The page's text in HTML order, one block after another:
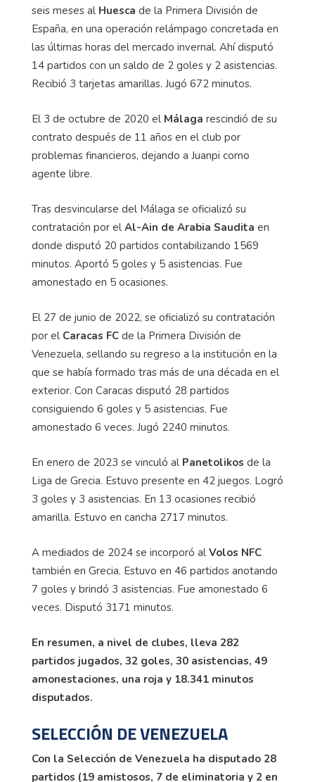
seis meses al Huesca de la Primera División de
España, en una operación relámpago concretada en
las últimas horas del mercado invernal. Ahí disputó
14 partidos con un saldo de 2 goles y 2 asistencias.
Recibió 3 tarjetas amarillas. Jugó 672 minutos.
El 3 de octubre de 2020 el Málaga rescindió de su
contrato después de 11 años en el club por
problemas financieros, dejando a Juanpi como
agente libre.
Tras desvincularse del Málaga se oficializó su
contratación por el Al-Ain de Arabia Saudita en
donde disputó 20 partidos contabilizando 1569
minutos. Aportó 5 goles y 5 asistencias. Fue
amonestado en 5 ocasiones.
El 27 de junio de 2022, se oficializó su contratación
por el Caracas FC de la Primera División de
Venezuela, sellando su regreso a la institución en la
que se había formado tras más de una década en el
exterior. Con Caracas disputó 28 partidos
consiguiendo 6 goles y 5 asistencias. Fue
amonestado 6 veces. Jugó 2240 minutos.
En enero de 2023 se vinculó al Panetolikos de la
Liga de Grecia. Estuvo presente en 42 juegos. Logró
3 goles y 3 asistencias. En 13 ocasiones recibió
amarilla. Estuvo en cancha 2717 minutos.
A mediados de 2024 se incorporó al Volos NFC
también en Grecia. Estuvo en 46 partidos anotando
7 goles y brindó 3 asistencias. Fue amonestado 6
veces. Disputó 3171 minutos.
En resumen, a nivel de clubes, lleva 282
partidos jugados, 32 goles, 30 asistencias, 49
amonestaciones, una roja y 18.341 minutos
disputados.
SELECCIÓN DE VENEZUELA
Con la Selección de Venezuela ha disputado 28
partidos (19 amistosos, 7 de eliminatoria y 2 en